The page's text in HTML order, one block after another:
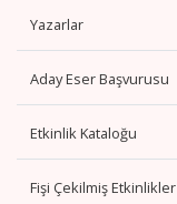
Yazarlar
Aday Eser Başvurusu
Etkinlik Kataloğu
Fişi Çekilmiş Etkinlikler